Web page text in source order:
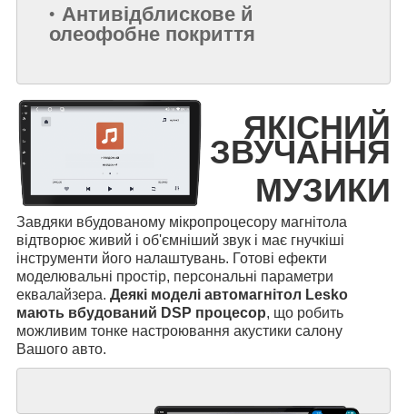
Антивідблискове й
олеофобне покриття
ЯКІСНИЙ
ЗВУЧАННЯ
МУЗИКИ
Завдяки вбудованому мікропроцесору магнітола
відтворює живий і об'ємніший звук і має гнучкіші
інструменти його налаштувань. Готові ефекти
моделювальні простір, персональні параметри
еквалайзера. Деякі моделі автомагнітол Lesko
мають вбудований DSP процесор, що робить
можливим тонке настроювання акустики салону
Вашого авто.